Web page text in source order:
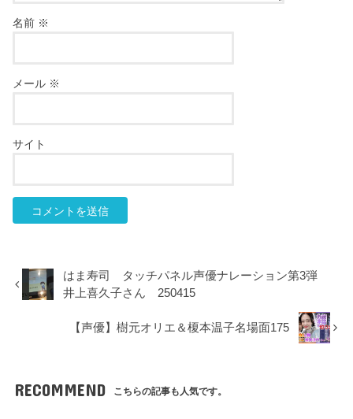
名前 ※
メール ※
サイト
はま寿司 タッチパネル声優ナレーション第3弾
井上喜久子さん 250415
【声優】樹元オリエ＆榎本温子名場面175
RECOMMEND こちらの記事も人気です。